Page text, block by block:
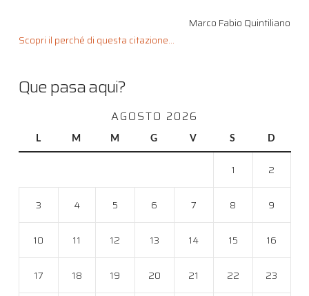
Marco Fabio Quintiliano
Scopri il perché di questa citazione...
Que pasa aqui?
AGOSTO 2026
L M M G V S D
1 2
3 4 5 6 7 8 9
10 11 12 13 14 15 16
17 18 19 20 21 22 23